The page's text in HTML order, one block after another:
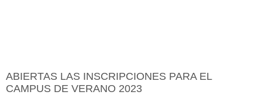
ABIERTAS LAS INSCRIPCIONES PARA EL
CAMPUS DE VERANO 2023